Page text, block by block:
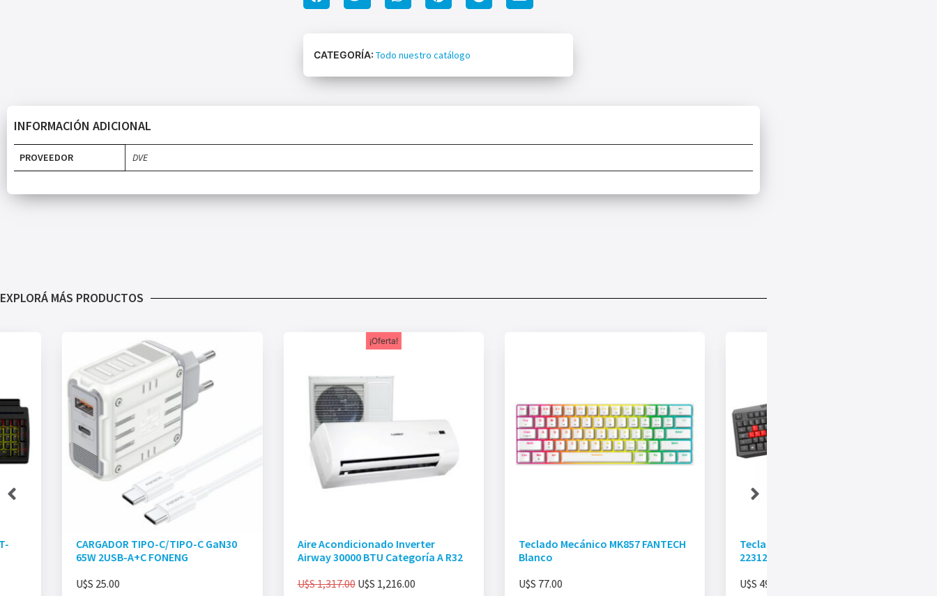
CATEGORÍA: Todo nuestro catálogo
INFORMACIÓN ADICIONAL
PROVEEDOR DVE
EXPLORÁ MÁS PRODUCTOS
CARGADOR TIPO-C/TIPO-C GaN30
65W 2USB-A+C FONENG
U$S 25.00
¡Oferta!
Aire Acondicionado Inverter
Airway 30000 BTU Categoría A R32
U$S1,317.00 U$S 1,216.00
Teclado Mecánico MK857 FANTECH
Blanco
U$S 77.00
Teclado Gaming Ziva 4en1 Trust Es
22312
U$S 49.00